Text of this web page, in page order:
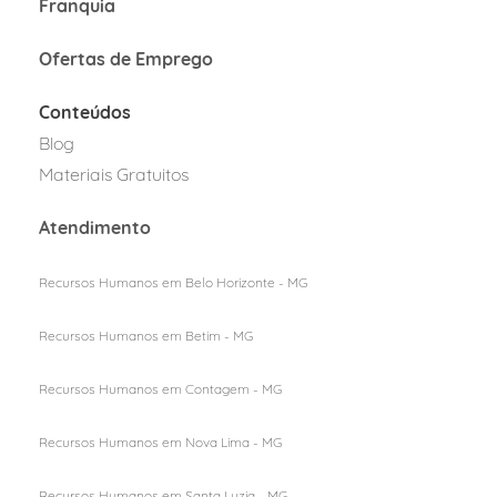
Franquia
Ofertas de Emprego
Conteúdos
Blog
Materiais Gratuitos
Atendimento
Recursos Humanos em Belo Horizonte - MG
Recursos Humanos em Betim - MG
Recursos Humanos em Contagem - MG
Recursos Humanos em Nova Lima - MG